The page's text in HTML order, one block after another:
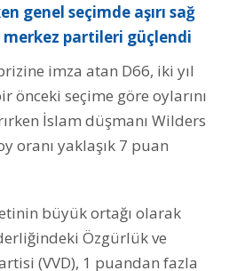
genel seçimde aşırı sağ
partileri güçlendi
imza atan D66, iki yıl
önceki seçime göre oylarını
İslam düşmanı Wilders
oranı yaklaşık 7 puan
büyük ortağı olarak
Özgürlük ve
(VVD), 1 puandan fazla